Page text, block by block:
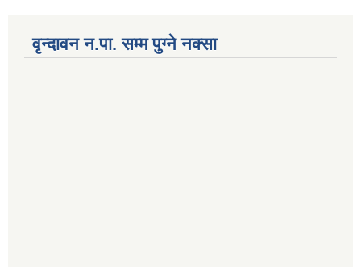
वृन्दावन न.पा. सम्म पुग्ने नक्सा